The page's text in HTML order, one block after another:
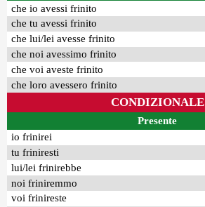
che io avessi frinito
che tu avessi frinito
che lui/lei avesse frinito
che noi avessimo frinito
che voi aveste frinito
che loro avessero frinito
CONDIZIONALE
Presente
io frinirei
tu friniresti
lui/lei frinirebbe
noi friniremmo
voi frinireste